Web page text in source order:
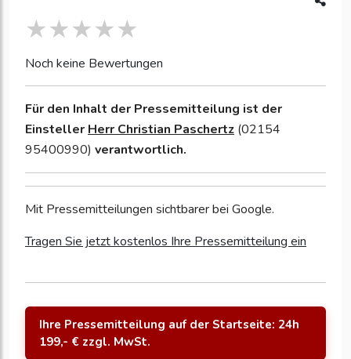
Noch keine Bewertungen
Für den Inhalt der Pressemitteilung ist der
Einsteller Herr Christian Paschertz (02154
95400990) verantwortlich.
Mit Pressemitteilungen sichtbarer bei Google.
Tragen Sie jetzt kostenlos Ihre Pressemitteilung ein
Ihre Pressemitteilung auf der Startseite: 24h
199,- € zzgl. MwSt.